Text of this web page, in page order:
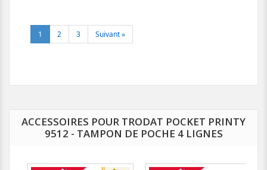
1 2 3 Suivant »
ACCESSOIRES POUR TRODAT POCKET PRINTY
9512 - TAMPON DE POCHE 4 LIGNES